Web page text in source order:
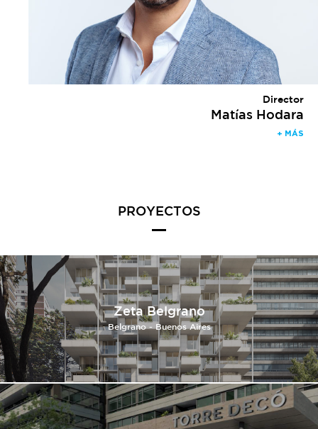
Director
Matías Hodara
+ MÁS
PROYECTOS
Zeta Belgrano
Belgrano - Buenos Aires